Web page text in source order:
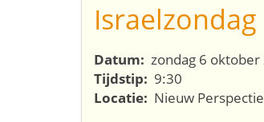
Israelzondag
Datum: zondag 6 oktober
Tijdstip: 9:30
Locatie: Nieuw